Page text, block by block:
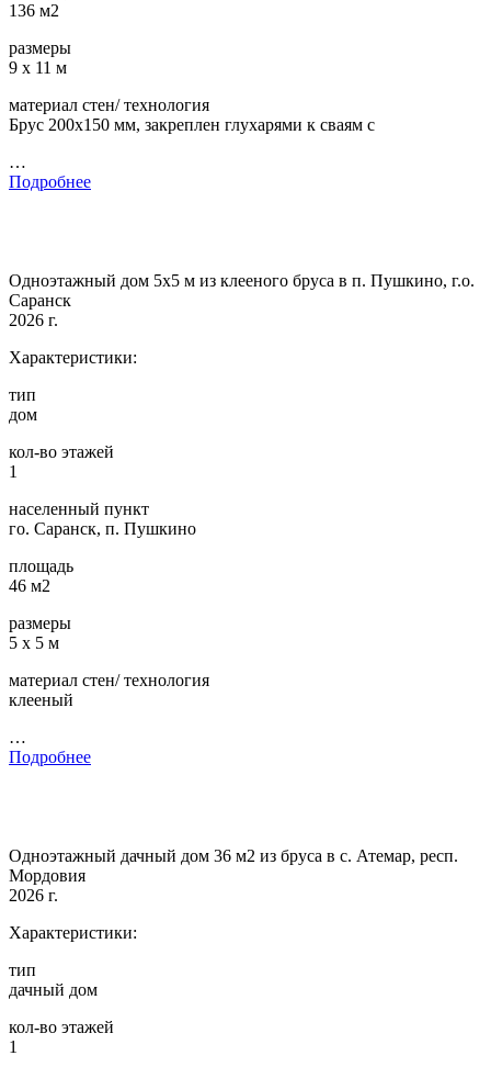
136 м2
размеры
9 х 11 м
материал стен/ технология
Брус 200х150 мм, закреплен глухарями к сваям с
…
Подробнее
Одноэтажный дом 5х5 м из клееного бруса в п. Пушкино, г.о.
Саранск
2026 г.
Характеристики:
тип
дом
кол-во этажей
1
населенный пункт
го. Саранск, п. Пушкино
площадь
46 м2
размеры
5 х 5 м
материал стен/ технология
клееный
…
Подробнее
Одноэтажный дачный дом 36 м2 из бруса в с. Атемар, респ.
Мордовия
2026 г.
Характеристики:
тип
дачный дом
кол-во этажей
1